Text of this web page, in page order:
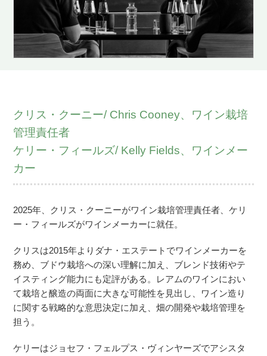
クリス・クーニー/ Chris Cooney、ワイン栽培
管理責任者
ケリー・フィールズ/ Kelly Fields、ワインメー
カー
2025年、クリス・クーニーがワイン栽培管理責任者、ケリ
ー・フィールズがワインメーカーに就任。
クリスは2015年よりダナ・エステートでワインメーカーを
務め、ブドウ栽培への深い理解に加え、ブレンド技術やテ
イスティング能力にも定評がある。レアムのワインにおい
て栽培と醸造の両面に大きな可能性を見出し、ワイン造り
に関する戦略的な意思決定に加え、畑の開発や栽培管理を
担う。
ケリーはジョセフ・フェルプス・ヴィンヤーズでアシスタ